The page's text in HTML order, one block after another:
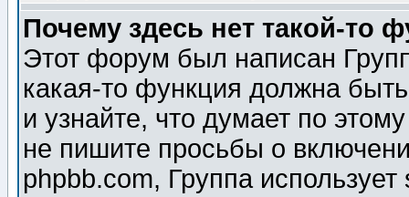
Почему здесь нет такой-то
Этот форум был написан
какая-то функция должна
и узнайте, что думает по
не пишите просьбы о
phpbb.com, Группа